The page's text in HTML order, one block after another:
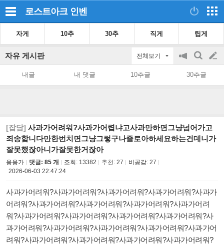
로스트아크 인벤
자게 10추 30추 직게 팁게
자유 게시판 전체보기
공
지
on/off
검
색
글
쓰
내글 내 댓글 10추글 30추글
[잡담] 사과가어려워?사과가어렵냐고사과만하면그냥넘어가고
죄송합니다만한번치면그냥그렇구나즐로아하세요하는건데니가
잘못했잖아니가잘못한거잖아
응응가 댓글: 85 개 조회: 13382 추천: 27 비공감: 27
2026-06-03 22:47:24
사과가어려워?사과가어려워?사과가어려워?사과가어려워?사과가
어려워?사과가어려워?사과가어려워?사과가어려워?사과가어려
워?사과가어려워?사과가어려워?사과가어려워?사과가어려워?사
과가어려워?사과가어려워?사과가어려워?사과가어려워?사과가어
려워?사과가어려워?사과가어려워?사과가어려워?사과가어려워?